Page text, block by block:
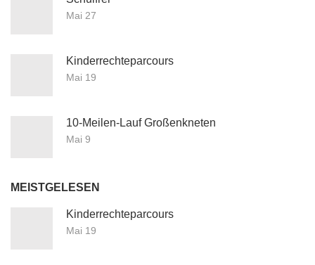
Mai 27
Kinderrechteparcours
Mai 19
10-Meilen-Lauf Großenkneten
Mai 9
MEISTGELESEN
Kinderrechteparcours
Mai 19